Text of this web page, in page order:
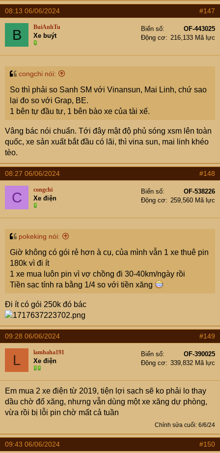
càng ngày càng đẻ ra nhiều loại đồ điện, nên khả năng
chập cháy cao hơn.
ở quê lại càng ít cháy, mà có cháy cũng dễ chạy hơn.
thì xe điện cũng là 1 trong các yếu tố chập cháy phải
không các bác?
mấy cái đồ điện linh tinh kiểu máy chùi toalet, máy móc
không quá cần thiết, phòng ngừa chập cháy.
khi làm nhà thì làm kỹ đường dây điện. đi đâu vắng nhà
thì rút điện ra. .....
a
c
t
n
s
08:13 06/06/2024 #147
B BuiAnhTu
Xe buýt
Biển số
OF-443025
Động cơ
216,133 Mã lực
congchi nói:
So thì phải so Sanh SM với Vinansun, Mai Linh, chứ sao
lại đo so với Grap, BE.
1 bên tự đầu tư, 1 bên bào xe của tài xế.
Vâng bác nói chuẩn. Tới đây mật độ phủ sóng xsm lên toàn
quốc, xe sản xuất bắt đầu có lãi, thì vina sun, mai linh khéo
tèo.
08:27 06/06/2024 #148
C congchi
Xe điện
Biển số
OF-538226
Động cơ
259,560 Mã lực
pokeking nói:
Giờ không có gói rẻ hơn à cụ, của mình vẫn 1 xe thuê pin
180k vì đi ít
1 xe mua luôn pin vì vợ chồng đi 30-40km/ngày rồi
Tiền sạc tính ra bằng 1/4 so với tiền xăng
Đi ít có gói 250k đó bác
09:28 06/06/2024 #149
L lamhaha191
Xe điện
Biển số
OF-390025
Động cơ
339,832 Mã lực
Em mua 2 xe điện từ 2019, tiện lợi sạch sẽ ko phải lo thay
dầu chờ đổ xăng, nhưng vẫn dùng một xe xăng dự phòng,
vừa rồi bị lỗi pin chờ mất cả tuần
Chỉnh sửa cuối: 6/6/24
09:43 06/06/2024 #150